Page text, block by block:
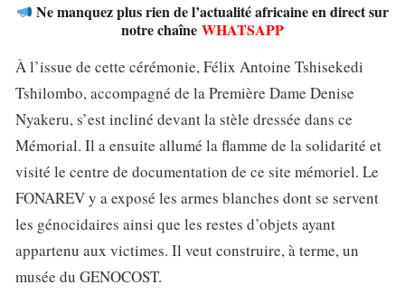
Ne manquez plus rien de l’actualité africaine en direct sur
notre chaîne WHATSAPP
À l’issue de cette cérémonie, Félix Antoine Tshisekedi
Tshilombo, accompagné de la Première Dame Denise
Nyakeru, s’est incliné devant la stèle dressée dans ce
Mémorial. Il a ensuite allumé la flamme de la solidarité et
visité le centre de documentation de ce site mémoriel. Le
FONAREV y a exposé les armes blanches dont se servent
les génocidaires ainsi que les restes d’objets ayant
appartenu aux victimes. Il veut construire, à terme, un
musée du GENOCOST.